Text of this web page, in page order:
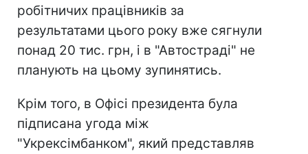
робітничих працівників за
результатами цього року вже сягнули
понад 20 тис. грн, і в "Автостраді" не
планують на цьому зупинятись.
Крім того, в Офісі президента була
підписана угода між
"Укрексімбанком", який представляв